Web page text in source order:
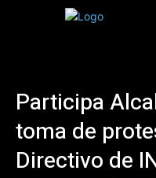
Participa
toma de
Directivo de